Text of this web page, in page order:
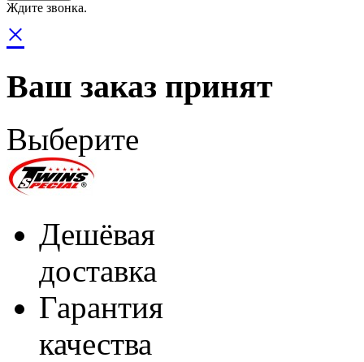
Ждите звонка.
×
Ваш заказ принят
Выберите
Дешёвая
доставка
Гарантия
качества